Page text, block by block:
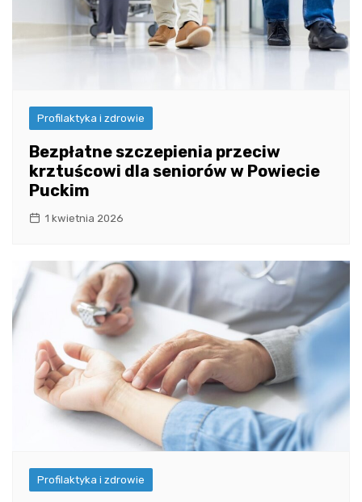
Profilaktyka i zdrowie
Bezpłatne szczepienia przeciw
krztuścowi dla seniorów w Powiecie
Puckim
1 kwietnia 2026
Profilaktyka i zdrowie